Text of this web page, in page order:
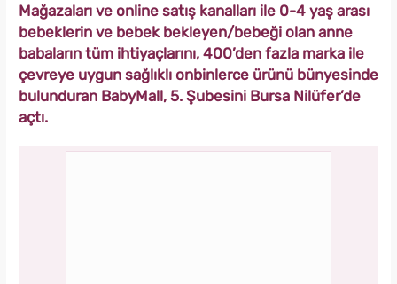
Mağazaları ve online satış kanalları ile 0-4 yaş arası
bebeklerin ve bebek bekleyen/bebeği olan anne
babaların tüm ihtiyaçlarını, 400’den fazla marka ile
çevreye uygun sağlıklı onbinlerce ürünü bünyesinde
bulunduran BabyMall, 5. Şubesini Bursa Nilüfer’de
açtı.